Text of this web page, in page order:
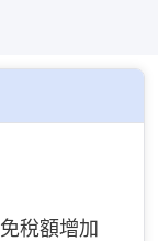
免稅額增加